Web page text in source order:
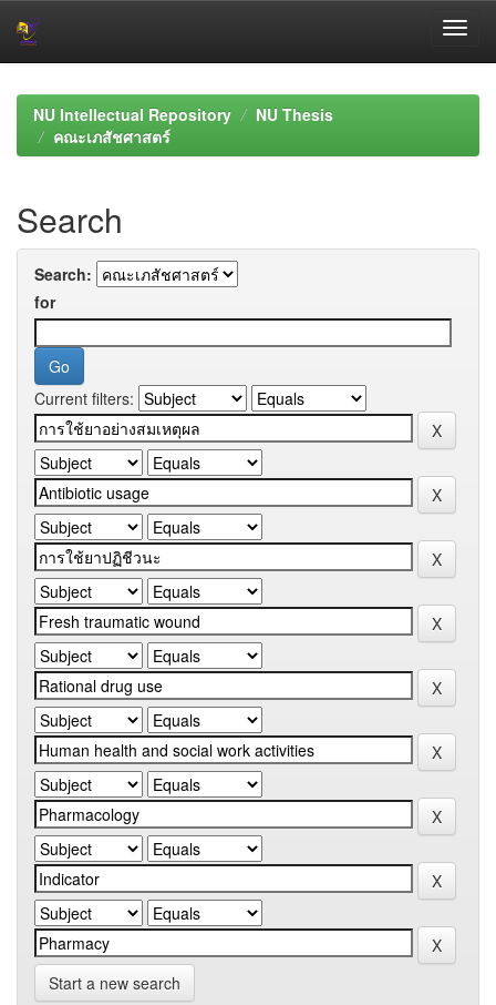
navigationNU Intellectual Repository
NU Thesis
คณะเภสัชศาสตร์
Search
Search:
for
Current filters:
Start a new search